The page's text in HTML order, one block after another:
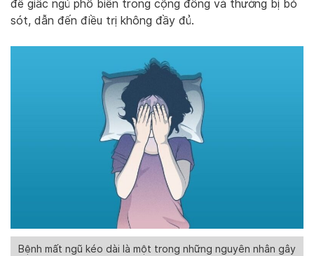
đề giấc ngủ phổ biến trong cộng đồng và thường bị bỏ
sót, dẫn đến điều trị không đầy đủ.
Bệnh mất ngũ kéo dài là một trong những nguyên nhân gây